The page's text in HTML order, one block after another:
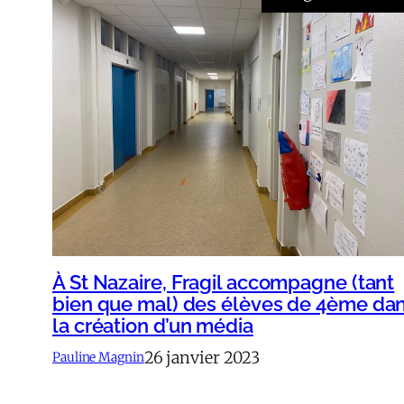
À St Nazaire, Fragil accompagne (tant
bien que mal) des élèves de 4ème
la création d’un média
Pauline Magnin26 janvier 2023